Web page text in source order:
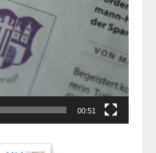
00:51